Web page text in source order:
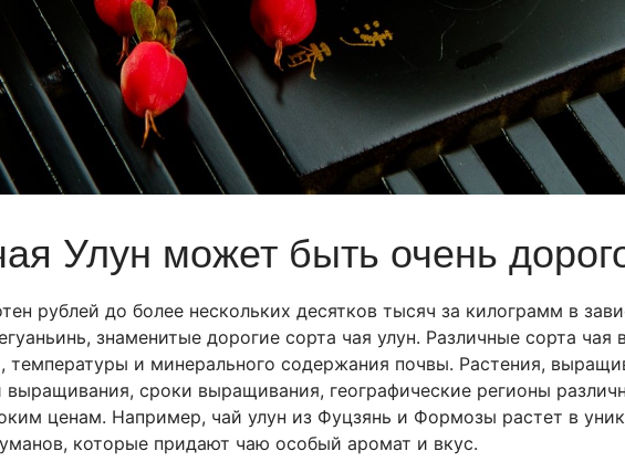
Улун может быть очень
рублей до более нескольких десятков тысяч за килограмм в
знаменитые дорогие сорта чая улун. Различные сорта
температуры и минерального содержания почвы. Растения,
сроки выращивания, географические регионы
ценам. Например, чай улун из Фуцзянь и Формозы растет в
которые придают чаю особый аромат и вкус.